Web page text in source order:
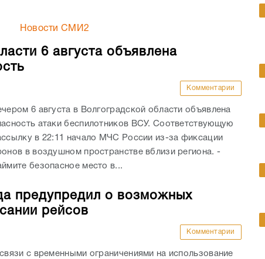
Новости СМИ2
6 августа объявлена
Комментарии
6 августа в Волгоградской области объявлена
атаки беспилотников ВСУ. Соответствующую
в 22:11 начало МЧС России из-за фиксации
в воздушном пространстве вблизи региона. -
безопасное место в...
предупредил о возможных
рейсов
Комментарии
с временными ограничениями на использование